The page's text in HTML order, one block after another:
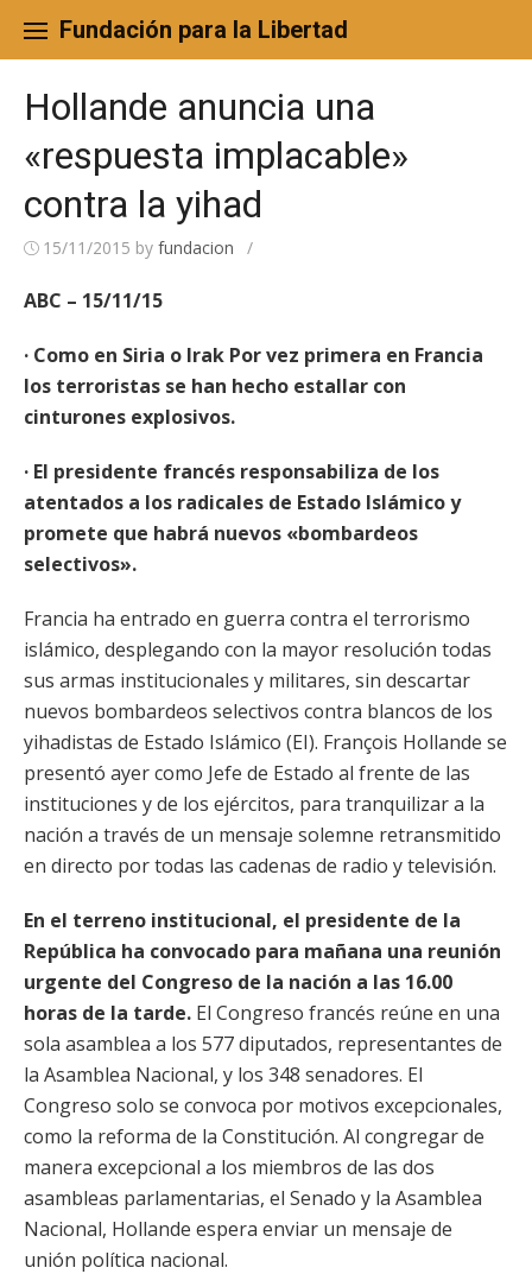
content
Fundación para la Libertad
Hollande anuncia una
«respuesta implacable»
contra la yihad
15/11/2015 by fundacion /
ABC – 15/11/15
· Como en Siria o Irak Por vez primera en Francia
los terroristas se han hecho estallar con
cinturones explosivos.
· El presidente francés responsabiliza de los
atentados a los radicales de Estado Islámico y
promete que habrá nuevos «bombardeos
selectivos».
Francia ha entrado en guerra contra el terrorismo
islámico, desplegando con la mayor resolución todas
sus armas institucionales y militares, sin descartar
nuevos bombardeos selectivos contra blancos de los
yihadistas de Estado Islámico (EI). François Hollande se
presentó ayer como Jefe de Estado al frente de las
instituciones y de los ejércitos, para tranquilizar a la
nación a través de un mensaje solemne retransmitido
en directo por todas las cadenas de radio y televisión.
En el terreno institucional, el presidente de la
República ha convocado para mañana una reunión
urgente del Congreso de la nación a las 16.00
horas de la tarde. El Congreso francés reúne en una
sola asamblea a los 577 diputados, representantes de
la Asamblea Nacional, y los 348 senadores. El
Congreso solo se convoca por motivos excepcionales,
como la reforma de la Constitución. Al congregar de
manera excepcional a los miembros de las dos
asambleas parlamentarias, el Senado y la Asamblea
Nacional, Hollande espera enviar un mensaje de
unión política nacional.